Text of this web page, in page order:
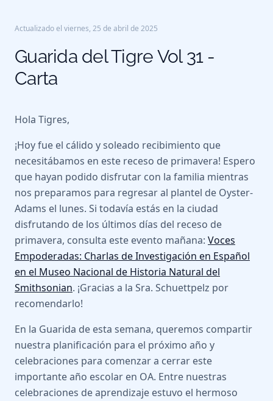
Actualizado el viernes, 25 de abril de 2025
Guarida del Tigre Vol 31 -
Carta
Hola Tigres,
¡Hoy fue el cálido y soleado recibimiento que
necesitábamos en este receso de primavera! Espero
que hayan podido disfrutar con la familia mientras
nos preparamos para regresar al plantel de Oyster-
Adams el lunes. Si todavía estás en la ciudad
disfrutando de los últimos días del receso de
primavera, consulta este evento mañana: Voces
Empoderadas: Charlas de Investigación en Español
en el Museo Nacional de Historia Natural del
Smithsonian. ¡Gracias a la Sra. Schuettpelz por
recomendarlo!
En la Guarida de esta semana, queremos compartir
nuestra planificación para el próximo año y
celebraciones para comenzar a cerrar este
importante año escolar en OA. Entre nuestras
celebraciones de aprendizaje estuvo el hermoso